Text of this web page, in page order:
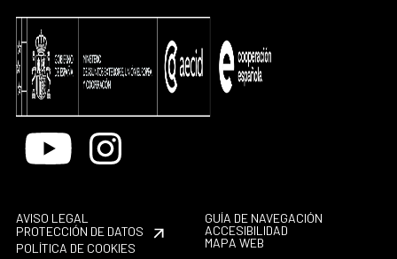
Youtube Instagram
AVISO LEGAL
PROTECCIÓN DE DATOS
POLÍTICA DE COOKIES
GUÍA DE NAVEGACIÓN
ACCESIBILIDAD
MAPA WEB